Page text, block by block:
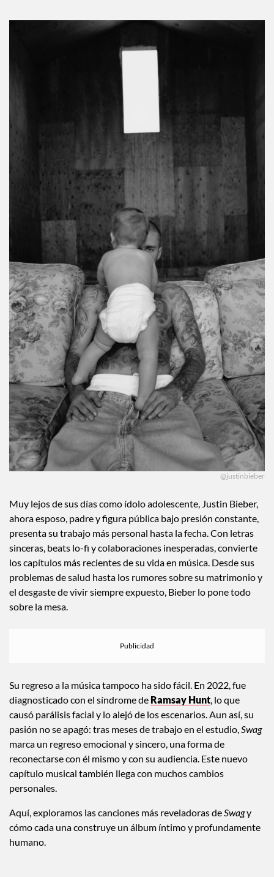
@justinbieber
Muy lejos de sus días como ídolo adolescente, Justin Bieber,
ahora esposo, padre y figura pública bajo presión constante,
presenta su trabajo más personal hasta la fecha. Con letras
sinceras, beats lo-fi y colaboraciones inesperadas, convierte
los capítulos más recientes de su vida en música. Desde sus
problemas de salud hasta los rumores sobre su matrimonio y
el desgaste de vivir siempre expuesto, Bieber lo pone todo
sobre la mesa.
Su regreso a la música tampoco ha sido fácil. En 2022, fue
diagnosticado con el síndrome de Ramsay Hunt, lo que
causó parálisis facial y lo alejó de los escenarios. Aun así, su
pasión no se apagó: tras meses de trabajo en el estudio,Swag
marca un regreso emocional y sincero, una forma de
reconectarse con él mismo y con su audiencia. Este nuevo
capítulo musical también llega con muchos cambios
personales.
Aquí, exploramos las canciones más reveladoras deSwagy
cómo cada una construye un álbum íntimo y profundamente
humano.